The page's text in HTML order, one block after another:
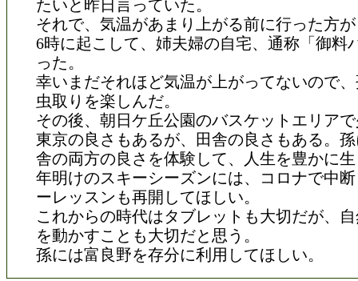
たいと昨日言っていた。
それで、気温があまり上がる前に行った方
6時に起こして、姉夫婦の自宅、通称「御料
った。
幸いまだそれほど気温が上がってないので
虫取りを楽しんだ。
その後、朝日ケ丘公園のバスケットエリア
東京の良さもあるが、田舎の良さもある。
舎の両方の良さを体験して、人生を豊かに
年明けのスキーシーズンには、コロナで中
ーレッスンも再開してほしい。
これからの時代はタブレットも大切だが、
を動かすことも大切だと思う。
孫には富良野を存分に利用してほしい。